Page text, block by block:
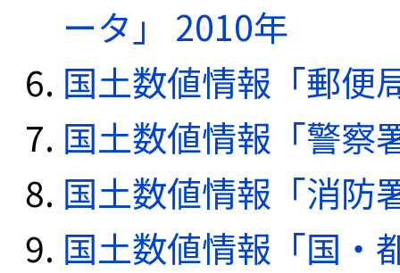
ータ」 2010年
国土数値情報「郵便
国土数値情報「警察
国土数値情報「消防
国土数値情報「国・